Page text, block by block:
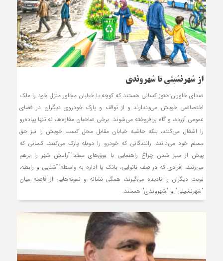
از شهرنشینی تا شهروندی
صدای خاوران-هنوز کسانی هستند که کوچه یا خیابان مجاور منزل خود را ملک
اختصاصی خویش می‌پندارند و از توقف و پارک خودروی دیگران در فضای
عمومی آزرده، و گاه برافروخته می‌شوند. برخی صاحبان مغازه‌ها، نه تنها پیاده‌رو
را اشغال می‌کنند، بلکه حاشیه خیابان مقابل محل کسب خویش را نیز حق
مسلم خود می‌دانند. رانندگانی که خودرو را دوبله پارک می‌کنند، کسانی که
پیش از سبز شدن چراغ راهنمایی با بوق‌های ممتد آرامش شهر را برهم
می‌زنند، افرادی که در صف نانوایی، بانک یا اداره به واسطه آشنایی و رابطه،
نوبت دیگران را نادیده می‌گیرند، همگی نشانه و نمونه‌هایی از فاصله میان
"شهرنشینی" و "شهروندی" هستند.